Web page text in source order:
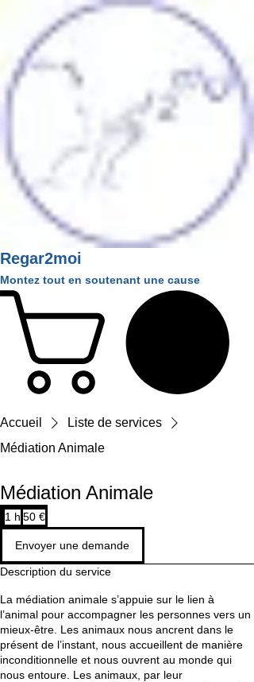
Regar2moi
Montez tout en soutenant une cause
Accueil
Liste de services
Médiation Animale
Médiation Animale
1 h 1
50
euros
50 €
Envoyer une demande
Description du service
La médiation animale s’appuie sur le lien à
l’animal pour accompagner les personnes vers un
mieux-être. Les animaux nous ancrent dans le
présent de l’instant, nous accueillent de manière
inconditionnelle et nous ouvrent au monde qui
nous entoure. Les animaux, par leur